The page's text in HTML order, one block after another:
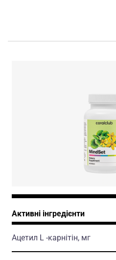
Активні інгредієнти
Ацетил L -карнітін, мг